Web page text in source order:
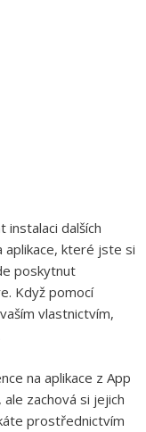
instalaci dalších
aplikace, které jste si
poskytnut
Když pomocí
vlastnictvím,
na aplikace z App
zachová si jejich
prostřednictvím